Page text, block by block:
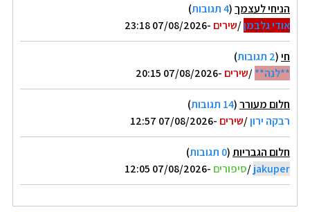
הניחי לעצמך(4 תגובות
)
אודי גלבמן/שירים -07/08/2026 23:18
חי(2 תגובות
)
**לנה**/שירים -07/08/2026 20:15
חלום מעורר(14 תגובות
)
רבקה ירון/שירים -07/08/2026 12:57
חלום הגבריות(0 תגובות
)
jakuper
/סיפורים -07/08/2026 12:05